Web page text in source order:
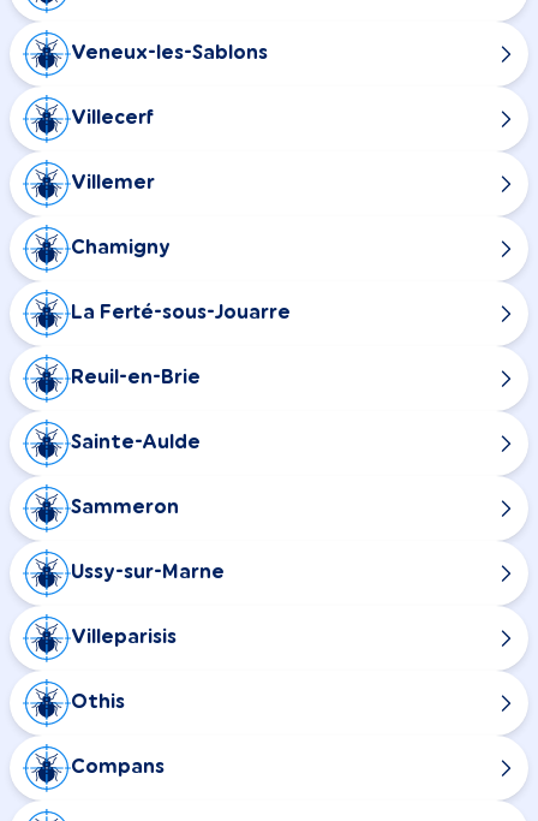
Veneux-les-Sablons
Villecerf
Villemer
Chamigny
La Ferté-sous-Jouarre
Reuil-en-Brie
Sainte-Aulde
Sammeron
Ussy-sur-Marne
Villeparisis
Othis
Compans